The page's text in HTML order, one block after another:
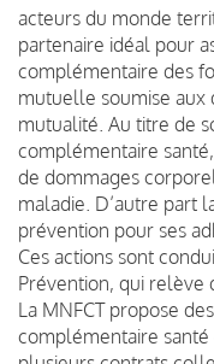
acteurs du monde
partenaire idéal pour
complémentaire des
mutuelle soumise aux
mutualité. Au titre de
complémentaire
de dommages
maladie. D’autre part
prévention pour ses
Ces actions sont
Prévention, qui relève
La MNFCT propose
complémentaire